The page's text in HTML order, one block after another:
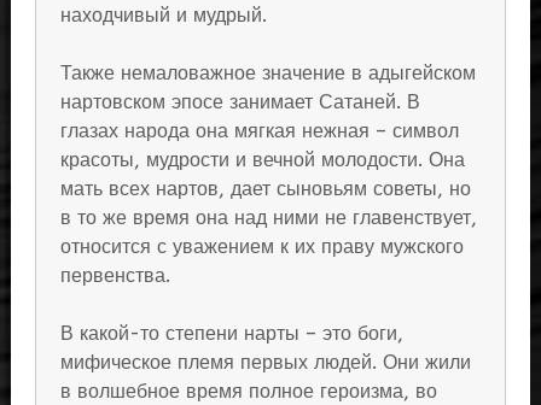
находчивый и мудрый.
Также немаловажное значение в адыгейском
нартовском эпосе занимает Сатаней. В
глазах народа она мягкая нежная – символ
красоты, мудрости и вечной молодости. Она
мать всех нартов, дает сыновьям советы, но
в то же время она над ними не главенствует,
относится с уважением к их праву мужского
первенства.
В какой-то степени нарты – это боги,
мифическое племя первых людей. Они жили
в волшебное время полное героизма, во